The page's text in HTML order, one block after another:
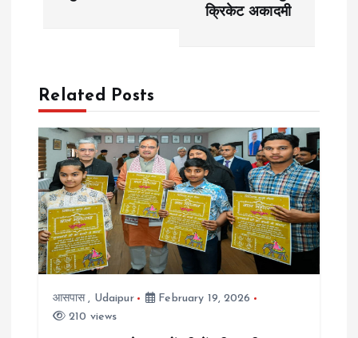
a
v
g
a
क्रिकेट अकादमी
Related Posts
आसपास, Udaipur
February 19, 2026
210 views